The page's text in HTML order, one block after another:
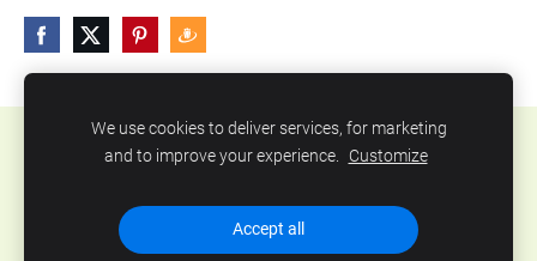
Sīkdatnes
SIA Abero, Mūkusalas 33, Rīga, Latvija. Tel.: +371
67801078, epasts:info@abero.lv
We use cookies to deliver services, for marketing
and to improve your experience. Customize
Accept all